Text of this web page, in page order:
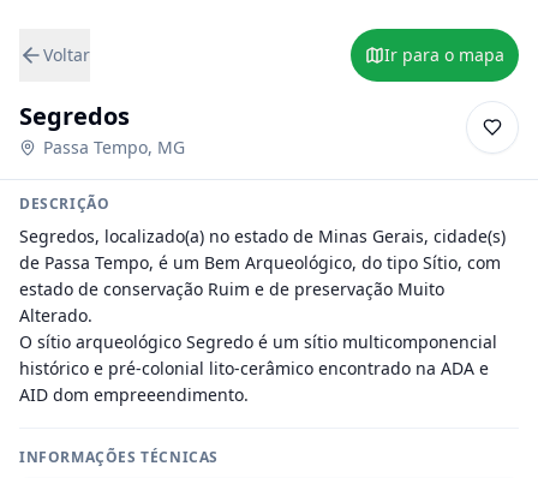
Voltar Ir para o mapa
Segredos
Passa Tempo, MG
DESCRIÇÃO
Segredos, localizado(a) no estado de Minas Gerais, cidade(s)
de Passa Tempo, é um Bem Arqueológico, do tipo Sítio, com
estado de conservação Ruim e de preservação Muito
Alterado.
O sítio arqueológico Segredo é um sítio multicomponencial
histórico e pré-colonial lito-cerâmico encontrado na ADA e
AID dom empreeendimento.
INFORMAÇÕES TÉCNICAS